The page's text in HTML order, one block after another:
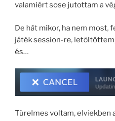
valamiért sose jutottam a
De hát mikor, ha nem most,
játék session-re,
és…
Türelmes voltam, elviekben